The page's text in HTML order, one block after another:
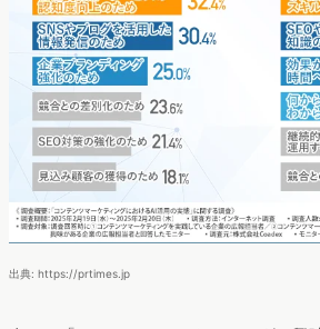
出典: https://prtimes.jp